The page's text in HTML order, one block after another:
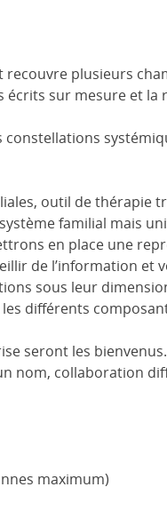
recouvre plusieurs
sur mesure et
constellations
outil de thérapie
familial mais
en place une
de l’information et
sous leur
différents
seront les
nom, collaboration
maximum)